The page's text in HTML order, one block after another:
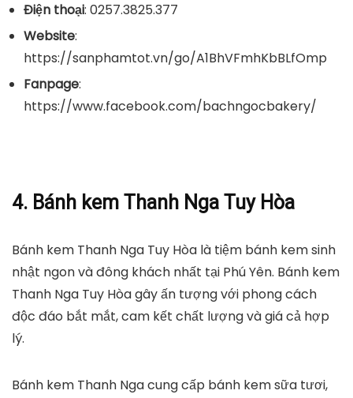
Điện thoại: 0257.3825.377
Website:
https://sanphamtot.vn/go/A1BhVFmhKbBLfOmp
Fanpage:
https://www.facebook.com/bachngocbakery/
4. Bánh kem Thanh Nga Tuy Hòa
Bánh kem Thanh Nga Tuy Hòa là tiệm bánh kem sinh
nhật ngon và đông khách nhất tại Phú Yên. Bánh kem
Thanh Nga Tuy Hòa gây ấn tượng với phong cách
độc đáo bắt mắt, cam kết chất lượng và giá cả hợp
lý.
Bánh kem Thanh Nga cung cấp bánh kem sữa tươi,